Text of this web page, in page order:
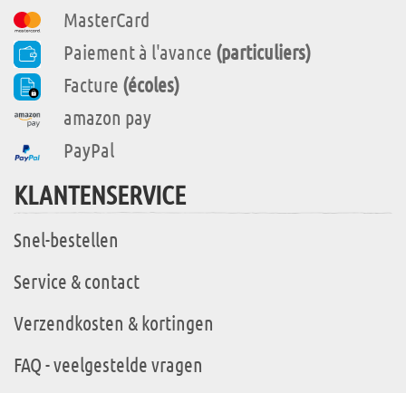
MasterCard
Paiement à l'avance (particuliers)
Facture (écoles)
amazon pay
PayPal
KLANTENSERVICE
Snel-bestellen
Service & contact
Verzendkosten & kortingen
FAQ - veelgestelde vragen